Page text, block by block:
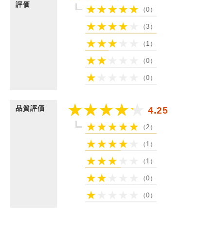
評価
（0）
（3）
（1）
（0）
（0）
品質評価 4.25
（2）
（1）
（1）
（0）
（0）